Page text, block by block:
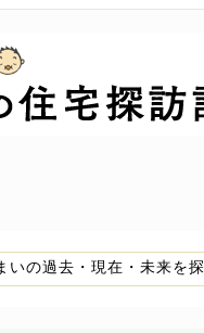
いの過去・現在・未来を